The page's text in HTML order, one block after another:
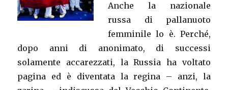
Anche la nazionale
russa di pallanuoto
femminile lo è. Perché,
dopo anni di anonimato, di successi
solamente accarezzati, la Russia ha voltato
pagina ed è diventata la regina – anzi, la